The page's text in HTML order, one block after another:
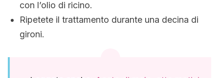
con l’olio di ricino.
Ripetete il trattamento durante una decina di
gironi.